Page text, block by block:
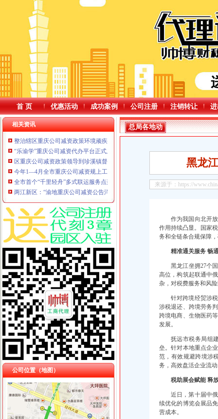
首 页 优惠活动 成功案例 公司注册 注销转让
相关资讯
整治辖区重庆公司减资政策环境顽疾擦亮创文整洁底色
“乐渝学”重庆公司减资代办平台正式上线！2026年川渝全民终身学习活动周启动
区重庆公司减资政策领导到珍溪镇督导汛期防灾减灾救灾和安全工作
今年1—4月全市重庆公司减资规上工业增加值同比增长4.5%
全市首个“千里轻舟”多式联运服务点落地重庆公司减资公告沙坪坝
两江新区：“渝地重庆公司减资公告洋河体育场”城市更新项目一期进度达80%
公司位置（地图）
总局各地动
黑龙
来源于：https://
作为我国向北开
作用持续凸显。国家
务和全链条合规保障
精准通关服务 畅
黑龙江坐拥27个
高位，构筑起联通中
杂，对税费服务和风
针对跨境经贸涉
涉税退还、跨境劳务
跨境电商、生物医药
发展。
抚远市税务局组
垒。针对本地重点企
范，有效规避跨境涉
务，高效盘活企业流
税助展会赋能 释
近日，第十届中
续优化的博览会展品
营成本。